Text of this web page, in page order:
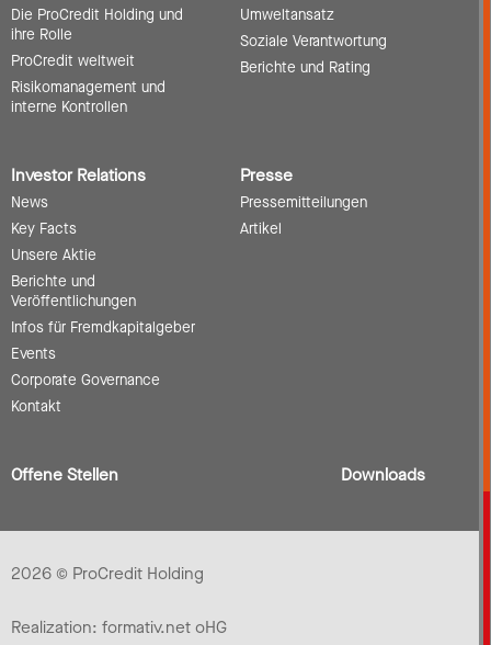
Die ProCredit Holding und
ihre Rolle
ProCredit weltweit
Risikomanagement und
interne Kontrollen
Umweltansatz
Soziale Verantwortung
Berichte und Rating
Investor Relations
News
Key Facts
Unsere Aktie
Berichte und
Veröffentlichungen
Infos für Fremdkapitalgeber
Events
Corporate Governance
Kontakt
Presse
Pressemitteilungen
Artikel
Offene Stellen Downloads
2026 © ProCredit Holding
Realization: formativ.net oHG